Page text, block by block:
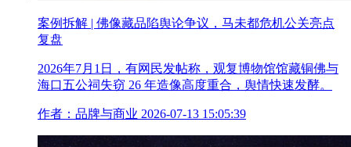
案例拆解 | 佛像藏品陷舆论争议，马未都危机公关亮点
复盘
2026年7月1日，有网民发帖称，观复博物馆馆藏铜佛与
海口五公祠失窃 26 年造像高度重合，舆情快速发酵。
作者：品牌与商业 2026-07-13 15:05:39